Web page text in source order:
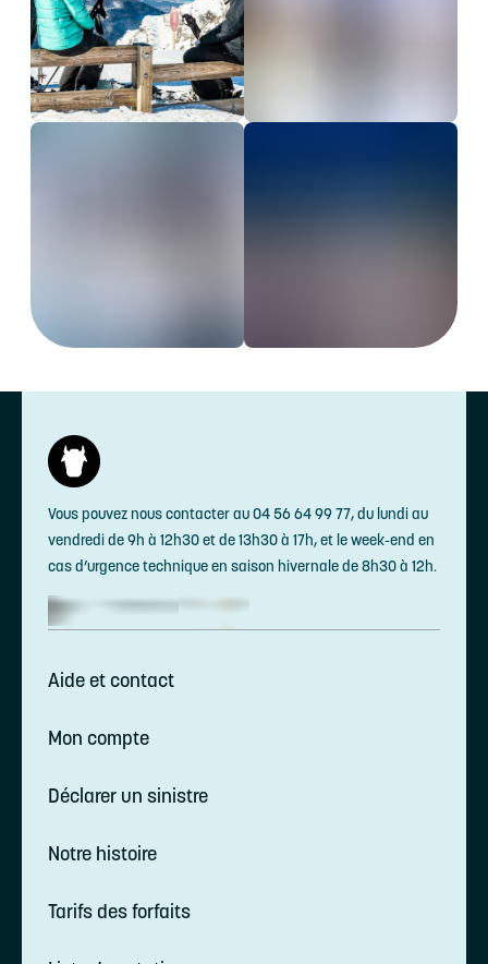
Vous pouvez nous contacter au 04 56 64 99 77, du lundi au
vendredi de 9h à 12h30 et de 13h30 à 17h, et le week-end en
cas d’urgence technique en saison hivernale de 8h30 à 12h.
Aide et contact
Mon compte
Déclarer un sinistre
Notre histoire
Tarifs des forfaits